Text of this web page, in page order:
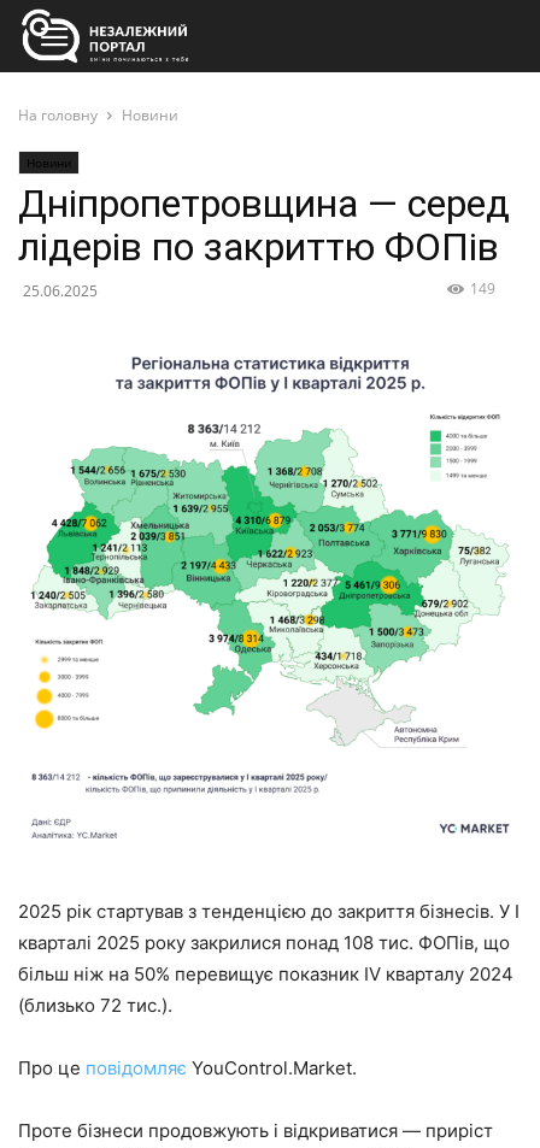
На головну Новини
Новини
Дніпропетровщина ― серед
лідерів по закриттю ФОПів
25.06.2025 149
2025 рік стартував з тенденцією до закриття бізнесів. У I
кварталі 2025 року закрилися понад 108 тис. ФОПів, що
більш ніж на 50% перевищує показник IV кварталу 2024
(близько 72 тис.).
Про це повідомляє YouControl.Market.
Проте бізнеси продовжують і відкриватися ― приріст